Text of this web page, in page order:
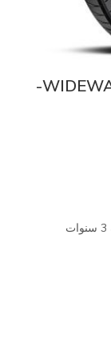
WIDEWAY-175/65/15/- MADE IN CHINA-